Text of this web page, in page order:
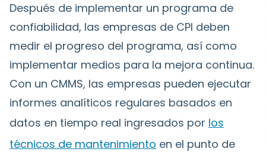
Después de implementar un programa de
confiabilidad, las empresas de CPI deben
medir el progreso del programa, así como
implementar medios para la mejora continua.
Con un CMMS, las empresas pueden ejecutar
informes analíticos regulares basados en
datos en tiempo real ingresados por los
técnicos de mantenimiento en el punto de